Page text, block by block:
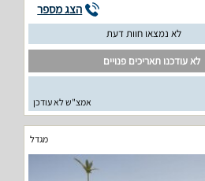
הצג מספר
לא נמצאו חוות דעת
לא עודכנו תאריכים פנויים
אמצ"ש לא עודכן
מגדל